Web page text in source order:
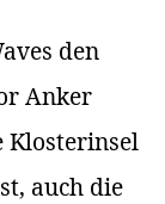
den
Anker
Klosterinsel
auch die